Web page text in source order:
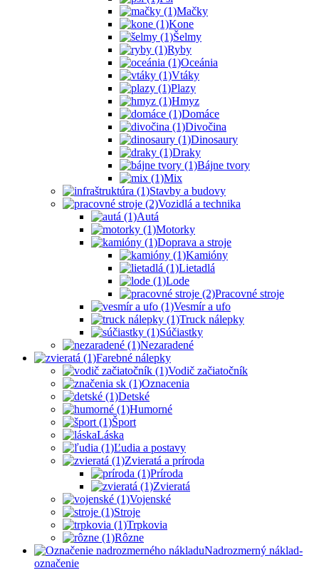
Mačky
Kone
Šelmy
Ryby
Oceánia
Vtáky
Plazy
Hmyz
Domáce
Divočina
Dinosaury
Draky
Bájne tvory
Mix
Stavby a budovy
Vozidlá a technika
Autá
Motorky
Doprava a stroje
Kamióny
Lietadlá
Lode
Pracovné stroje
Vesmír a ufo
Truck nálepky
Súčiastky
Nezaradené
Farebné nálepky
Vodič začiatočník
Oznacenia
Detské
Humorné
Šport
Láska
Ľudia a postavy
Zvieratá a príroda
Príroda
Zvieratá
Vojenské
Stroje
Trpkovia
Rôzne
Nadrozmerný náklad-
označenie